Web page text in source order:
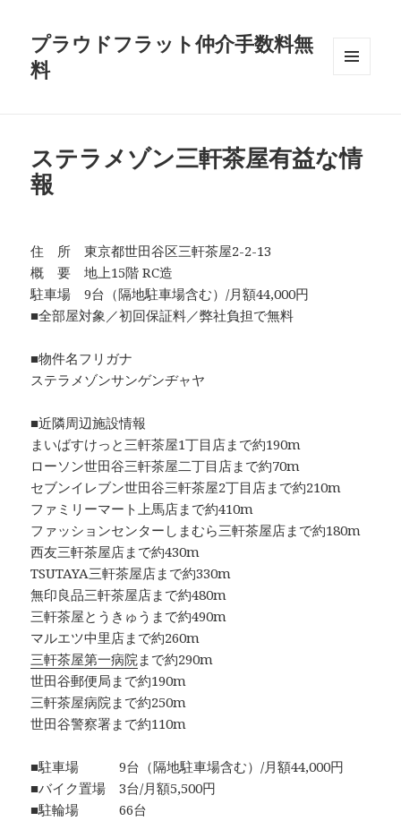
プラウドフラット仲介手数料無
料
ステラメゾン三軒茶屋有益な情
報
住 所 東京都世田谷区三軒茶屋2-2-13
概 要 地上15階 RC造
駐車場 9台（隔地駐車場含む）/月額44,000円
■全部屋対象／初回保証料／弊社負担で無料
■物件名フリガナ
ステラメゾンサンゲンヂャヤ
■近隣周辺施設情報
まいばすけっと三軒茶屋1丁目店まで約190m
ローソン世田谷三軒茶屋二丁目店まで約70m
セブンイレブン世田谷三軒茶屋2丁目店まで約210m
ファミリーマート上馬店まで約410m
ファッションセンターしまむら三軒茶屋店まで約180m
西友三軒茶屋店まで約430m
TSUTAYA三軒茶屋店まで約330m
無印良品三軒茶屋店まで約480m
三軒茶屋とうきゅうまで約490m
マルエツ中里店まで約260m
三軒茶屋第一病院まで約290m
世田谷郵便局まで約190m
三軒茶屋病院まで約250m
世田谷警察署まで約110m
■駐車場 9台（隔地駐車場含む）/月額44,000円
■バイク置場 3台/月額5,500円
■駐輪場 66台